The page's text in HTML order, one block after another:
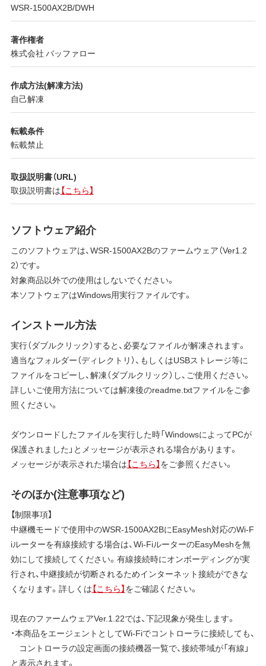
WSR-1500AX2B/DWH
著作権者
株式会社 バッファロー
作成方法(解凍方法)
自己解凍
転載条件
転載禁止
取扱説明書（URL)
取扱説明書は【こちら】
ソフトウェア紹介
このソフトウェアは、WSR-1500AX2Bのファームウェア（Ver1.2
2）です。
対象商品以外での使用はしないでください。
本ソフトウェアはWindows用実行ファイルです。
インストール方法
実行（ダブルクリック）すると、必要なファイルが解凍されます。
適当なフォルダー（ディレクトリ）、もしくはUSBストレージ等に
ファイルをコピーし、解凍（ダブルクリック）し、ご使用ください。
詳しいご使用方法については解凍後のreadme.txtファイルをご参
照ください。
ダウンロードしたファイルを実行した時「WindowsによってPCが
保護されました」とメッセージが表示される場合があります。
メッセージが表示された場合は【こちら】をご参照ください。
そのほか(注意事項など)
【制限事項】
中継機モードで使用中のWSR-1500AX2BにEasyMesh対応のWi-F
iルーターを有線接続する場合は、Wi-FiルーターのEasyMeshを無
効にして接続してください。有線接続時にオンボーディングが実
行され、中継接続が切断されるためインターネット接続ができな
くなります。詳しくは【こちら】をご確認ください。
現在のファームウェアVer.1.22では、下記現象が発生します。
・本商品をエージェントとしてWi-Fiでコントローラに接続しても、
コントローラの設定画面の接続機器一覧で、接続帯域が「有線」
と表示されます。